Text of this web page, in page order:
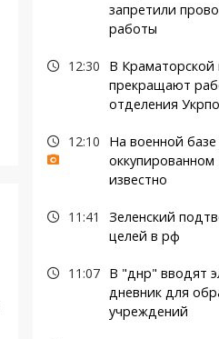
запретили
работы
12:30
В
прекращают
отделения
12:10
На военной
известно
11:41
Зеленский
целей в рф
11:07
В "днр" вводят
дневник для
учреждений